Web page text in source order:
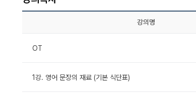
강의명
OT
1강. 영어 문장의 재료 (기본 식단표)